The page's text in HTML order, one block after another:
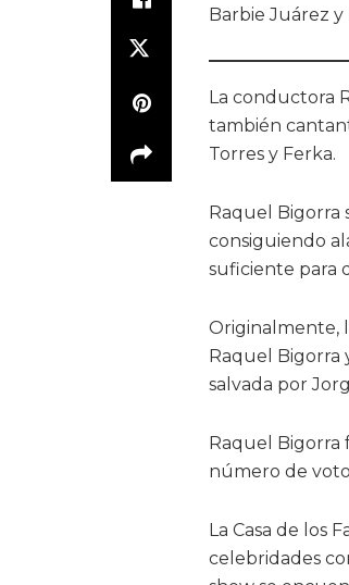
Barbie Juárez
La conductora
también
Torres y Ferka.
Raquel Bigorra
consiguiendo
suficiente para
Originalmente,
Raquel Bigorra
salvada por
Raquel Bigorra
número de
La Casa de los
celebridades